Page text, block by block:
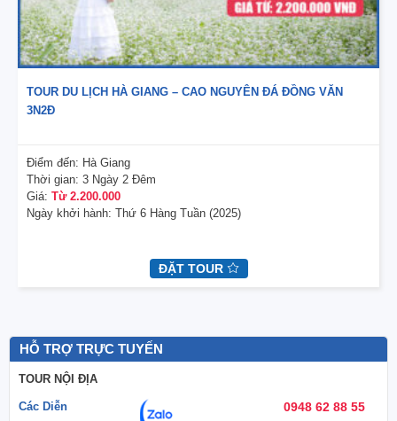
TOUR DU LỊCH HÀ GIANG – CAO NGUYÊN ĐÁ ĐỒNG VĂN
3N2Đ
Điểm đến: Hà Giang
Thời gian: 3 Ngày 2 Đêm
Giá: Từ 2.200.000
Ngày khởi hành: Thứ 6 Hàng Tuần (2025)
ĐẶT TOUR
HỖ TRỢ TRỰC TUYẾN
TOUR NỘI ĐỊA
Các Diễn 0948 62 88 55